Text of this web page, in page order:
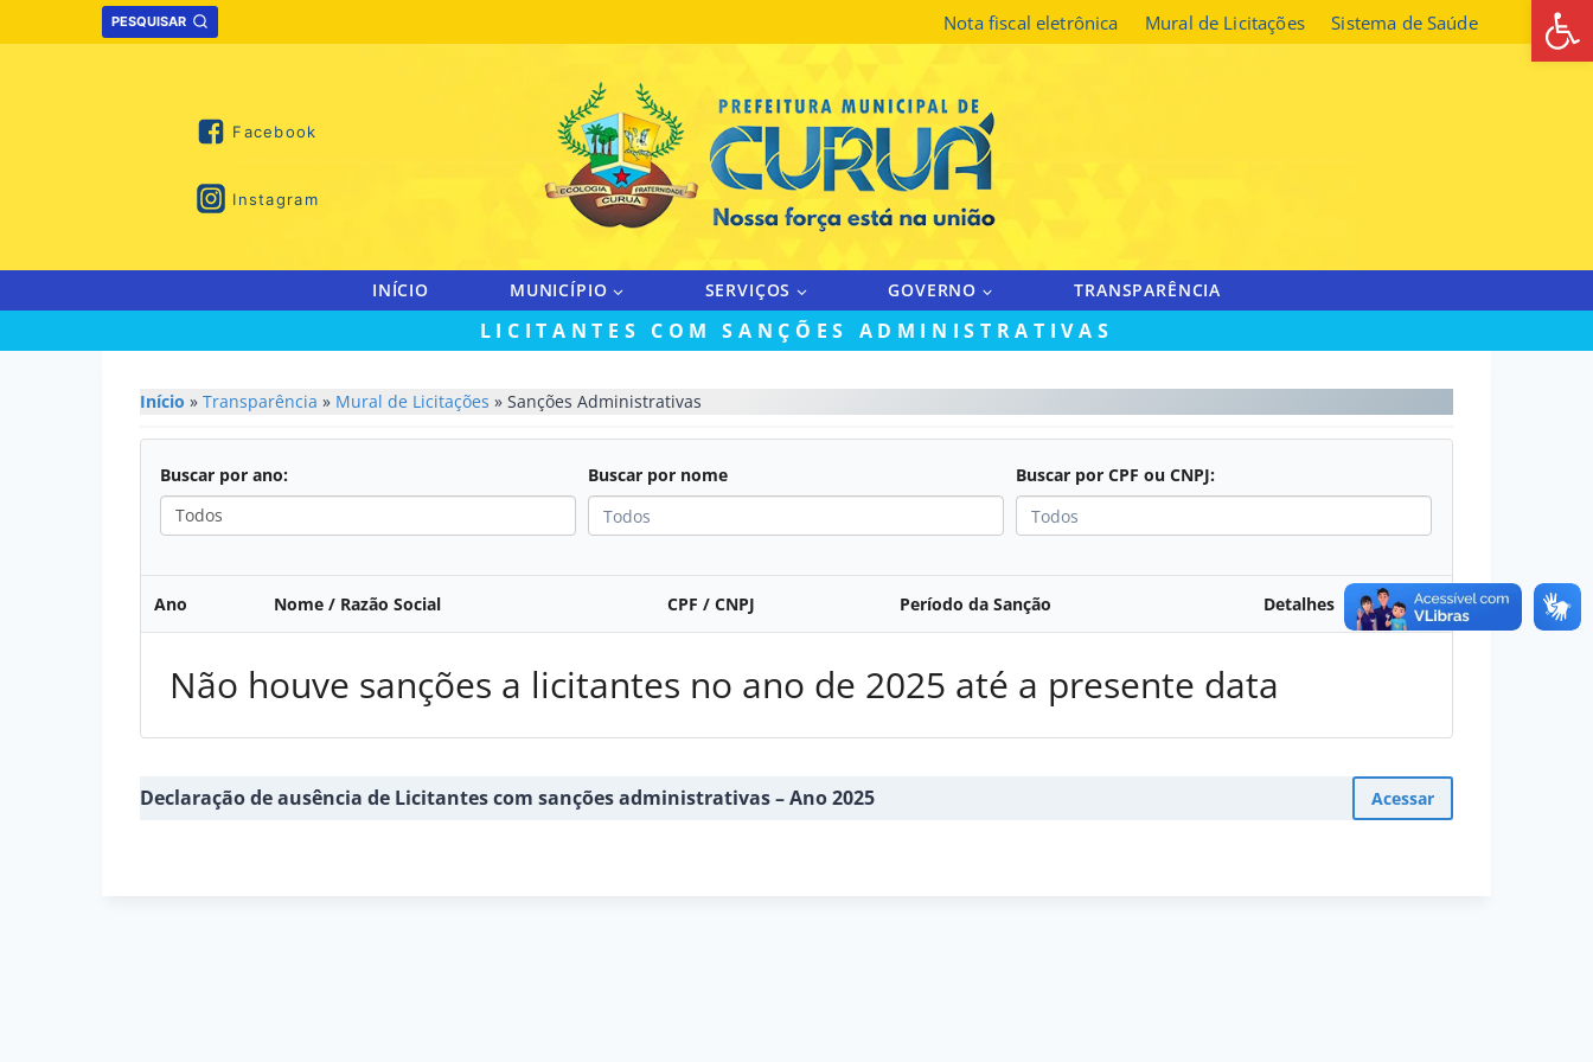
to
PESQUISAR Nota fiscal eletrônica Mural de Licitações Sistema de Saúde
Facebook
Instagram
INÍCIO MUNICÍPIO SERVIÇOS GOVERNO TRANSPARÊNCIA
LICITANTES COM SANÇÕES ADMINISTRATIVAS
Início » Transparência » Mural de Licitações » Sanções Administrativas
Buscar por ano: Buscar por nome Buscar por CPF ou CNPJ:
Ano Nome / Razão Social CPF / CNPJ Período da Sanção Detalhes
Não houve sanções a licitantes no ano de 2025 até a presente data
Declaração de ausência de Licitantes com sanções administrativas – Ano 2025 Acessar